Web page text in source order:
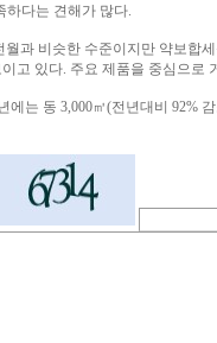
하다는 견해가 많다.
과 비슷한 수준이지만 약보합
고 있다. 주요 제품을 중심으로
에는 동 3,000㎥(전년대비 92%